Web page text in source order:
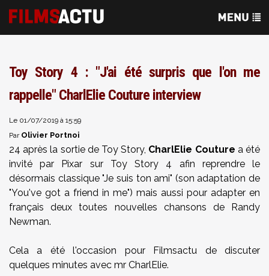
Toy Story 4 : "J'ai été surpris que l'on me
rappelle" CharlElie Couture interview
Le 01/07/2019 à 15:59
Par Olivier Portnoi
24 après la sortie de Toy Story, CharlElie Couture a été
invité par Pixar sur Toy Story 4 afin reprendre le
désormais classique "Je suis ton ami" (son adaptation de
"You've got a friend in me") mais aussi pour adapter en
français deux toutes nouvelles chansons de Randy
Newman.
Cela a été l'occasion pour Filmsactu de discuter
quelques minutes avec mr CharlElie.